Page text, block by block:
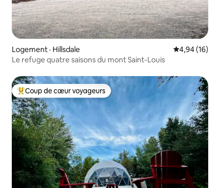
Logement · Hillsdale Note
4,94 (16)
Le refuge quatre saisons du mont Saint-Louis
Coup de cœur voyageurs parmi les plus aimés
Coup de cœur voyageurs